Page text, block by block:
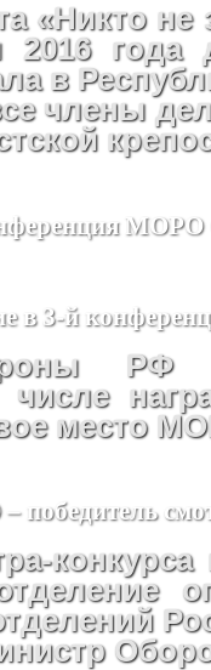
«Никто
года
в
члены
в 3-й
РФ
числе
место
победитель